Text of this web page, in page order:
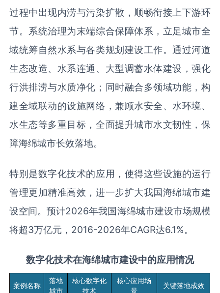
过程中出现内涝与污染扩散，顺畅衔接上下游环
节。系统治理为末端综合保障体系，立足城市全
域统筹自然水系与各类规划建设工作。通过河道
生态改造、水系连通、大型调蓄水体建设，强化
行洪排涝与水质净化；同时融合多领域功能，构
建全域联动的设施网络，兼顾水安全、水环境、
水生态等多重目标，全面提升城市水文韧性，保
障海绵城市长效落地。
特别是数字化技术的应用，使得这些设施的运行
管理更加精准高效，进一步扩大我国海绵城市建
设空间。预计2026年我国海绵城市建设市场规模
将超3万亿元，2016-2026年CAGR达6.1%。
数字化技术在海绵城市建设中的应用情况
案例名称
落地
城市
核心数字化
技术
核心应用场
景
关键落地成效